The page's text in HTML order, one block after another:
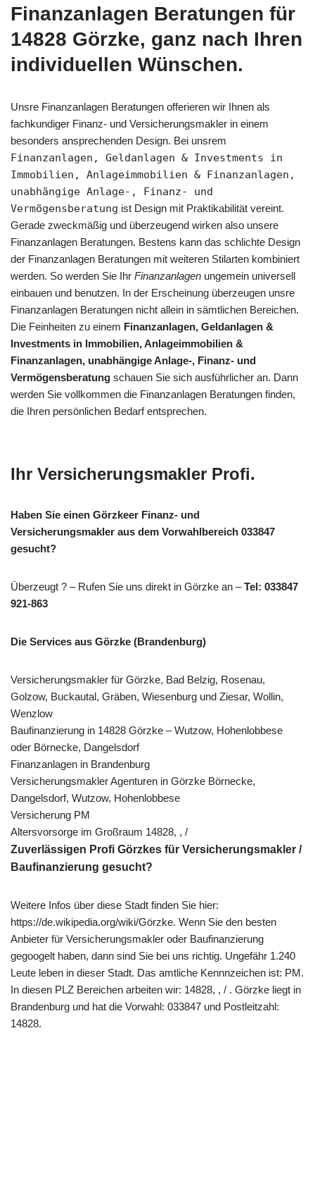
Finanzanlagen Beratungen für
14828 Görzke, ganz nach Ihren
individuellen Wünschen.
Unsre Finanzanlagen Beratungen offerieren wir Ihnen als
fachkundiger Finanz- und Versicherungsmakler in einem
besonders ansprechenden Design. Bei unsrem
Finanzanlagen, Geldanlagen & Investments in
Immobilien, Anlageimmobilien & Finanzanlagen,
unabhängige Anlage-, Finanz- und
Vermögensberatung ist Design mit Praktikabilität vereint.
Gerade zweckmäßig und überzeugend wirken also unsere
Finanzanlagen Beratungen. Bestens kann das schlichte Design
der Finanzanlagen Beratungen mit weiteren Stilarten kombiniert
werden. So werden Sie Ihr Finanzanlagen ungemein universell
einbauen und benutzen. In der Erscheinung überzeugen unsre
Finanzanlagen Beratungen nicht allein in sämtlichen Bereichen.
Die Feinheiten zu einem Finanzanlagen, Geldanlagen &
Investments in Immobilien, Anlageimmobilien &
Finanzanlagen, unabhängige Anlage-, Finanz- und
Vermögensberatung schauen Sie sich ausführlicher an. Dann
werden Sie vollkommen die Finanzanlagen Beratungen finden,
die Ihren persönlichen Bedarf entsprechen.
Ihr Versicherungsmakler Profi.
Haben Sie einen Görzkeer Finanz- und
Versicherungsmakler aus dem Vorwahlbereich 033847
gesucht?
Überzeugt ? – Rufen Sie uns direkt in Görzke an –Tel: 033847
921-863
Die Services aus Görzke (Brandenburg)
Versicherungsmakler für Görzke, Bad Belzig, Rosenau,
Golzow, Buckautal, Gräben, Wiesenburg und Ziesar, Wollin,
Wenzlow
Baufinanzierung in 14828 Görzke – Wutzow, Hohenlobbese
oder Börnecke, Dangelsdorf
Finanzanlagen in Brandenburg
Versicherungsmakler Agenturen in Görzke Börnecke,
Dangelsdorf, Wutzow, Hohenlobbese
Versicherung PM
Altersvorsorge im Großraum 14828, , /
Zuverlässigen Profi Görzkes für Versicherungsmakler /
Baufinanzierung gesucht?
Weitere Infos über diese Stadt finden Sie hier:
https://de.wikipedia.org/wiki/Görzke. Wenn Sie den besten
Anbieter für Versicherungsmakler oder Baufinanzierung
gegoogelt haben, dann sind Sie bei uns richtig. Ungefähr 1.240
Leute leben in dieser Stadt. Das amtliche Kennnzeichen ist: PM.
In diesen PLZ Bereichen arbeiten wir: 14828, , / . Görzke liegt in
Brandenburg und hat die Vorwahl: 033847 und Postleitzahl:
14828.